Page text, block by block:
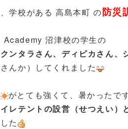
学校がある 高島本町 の防災
沼津校の学生の
ンタラさん、ディピカさん、
んか）してくれました
がとても強くて、暑かったです
レテントの設営（せつえい）
た